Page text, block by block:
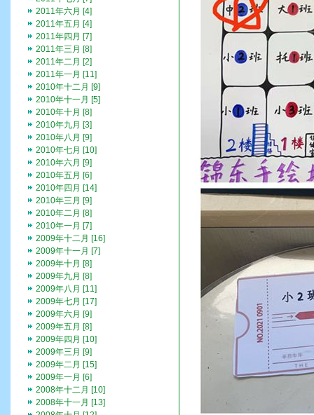
2011年六月 [4]
2011年五月 [4]
2011年四月 [7]
2011年三月 [8]
2011年二月 [2]
2011年一月 [11]
2010年十二月 [9]
2010年十一月 [5]
2010年十月 [8]
2010年九月 [3]
2010年八月 [9]
2010年七月 [10]
2010年六月 [9]
2010年五月 [6]
2010年四月 [14]
2010年三月 [9]
2010年二月 [8]
2010年一月 [7]
2009年十二月 [16]
2009年十一月 [7]
2009年十月 [8]
2009年九月 [8]
2009年八月 [11]
2009年七月 [17]
2009年六月 [9]
2009年五月 [8]
2009年四月 [10]
2009年三月 [9]
2009年二月 [15]
2009年一月 [6]
2008年十二月 [10]
2008年十一月 [13]